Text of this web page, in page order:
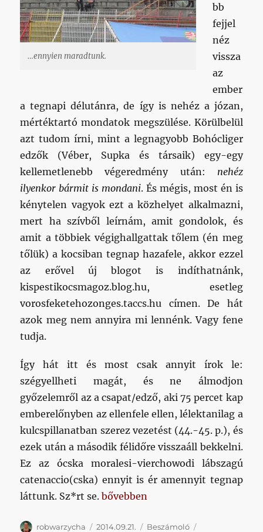
…ennyien maradtunk.
bb
fejjel
néz
vissza
az
ember
a tegnapi délutánra, de így is nehéz a józan,
mértéktartó mondatok megszülése. Körülbelül
azt tudom írni, mint a legnagyobb Bohócliger
edzők (Véber, Supka és társaik) egy-egy
kellemetlenebb végeredmény után: nehéz
ilyenkor bármit is mondani. És mégis, most én is
kénytelen vagyok ezt a közhelyet alkalmazni,
mert ha szívből leírnám, amit gondolok, és
amit a többiek végighallgattak tőlem (én meg
tőlük) a kocsiban tegnap hazafele, akkor ezzel
az erővel új blogot is indíthatnánk,
kispestikocsmagoz.blog.hu, esetleg
vorosfeketehozonges.taccs.hu címen. De hát
azok meg nem annyira mi lennénk. Vagy fene
tudja.
Így hát itt és most csak annyit írok le:
szégyellheti magát, és ne álmodjon
győzelemről az a csapat/edző, aki 75 percet kap
emberelőnyben az ellenfele ellen, lélektanilag a
kulcspillanatban szerez vezetést (44.-45. p.), és
ezek után a második félidőre visszaáll bekkelni.
Ez az ócska moralesi-vierchowodi lábszagú
catenaccio(cska) ennyit is ér amennyit tegnap
láttunk. Sz*rt se.„Aludva egyet a fröcsögésre…”
bővebben
Szerző
robwarzycha Közzétéve
2014.09.21. Kategória
Beszámoló